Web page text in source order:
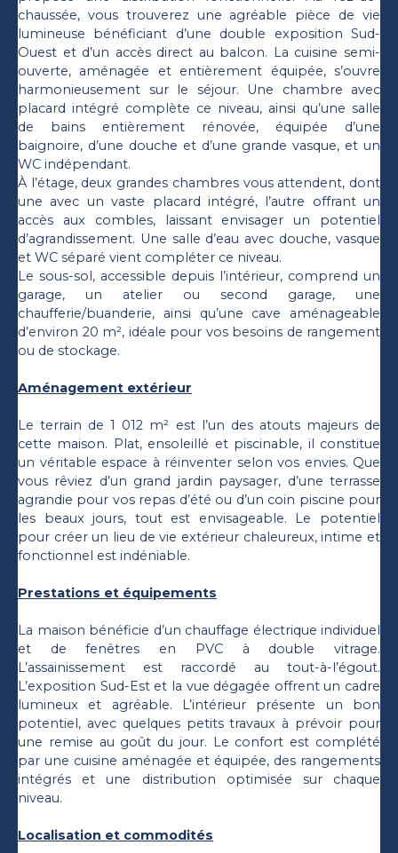
chaussée, vous trouverez une agréable pièce de vie
lumineuse bénéficiant d’une double exposition Sud-
Ouest et d’un accès direct au balcon. La cuisine semi-
ouverte, aménagée et entièrement équipée, s’ouvre
harmonieusement sur le séjour. Une chambre avec
placard intégré complète ce niveau, ainsi qu’une salle
de bains entièrement rénovée, équipée d’une
baignoire, d’une douche et d’une grande vasque, et un
WC indépendant.
À l’étage, deux grandes chambres vous attendent, dont
une avec un vaste placard intégré, l’autre offrant un
accès aux combles, laissant envisager un potentiel
d’agrandissement. Une salle d’eau avec douche, vasque
et WC séparé vient compléter ce niveau.
Le sous-sol, accessible depuis l’intérieur, comprend un
garage, un atelier ou second garage, une
chaufferie/buanderie, ainsi qu’une cave aménageable
d’environ 20 m², idéale pour vos besoins de rangement
ou de stockage.
Aménagement extérieur
Le terrain de 1 012 m² est l’un des atouts majeurs de
cette maison. Plat, ensoleillé et piscinable, il constitue
un véritable espace à réinventer selon vos envies. Que
vous rêviez d’un grand jardin paysager, d’une terrasse
agrandie pour vos repas d’été ou d’un coin piscine pour
les beaux jours, tout est envisageable. Le potentiel
pour créer un lieu de vie extérieur chaleureux, intime et
fonctionnel est indéniable.
Prestations et équipements
La maison bénéficie d’un chauffage électrique individuel
et de fenêtres en PVC à double vitrage.
L’assainissement est raccordé au tout-à-l’égout.
L’exposition Sud-Est et la vue dégagée offrent un cadre
lumineux et agréable. L’intérieur présente un bon
potentiel, avec quelques petits travaux à prévoir pour
une remise au goût du jour. Le confort est complété
par une cuisine aménagée et équipée, des rangements
intégrés et une distribution optimisée sur chaque
niveau.
Localisation et commodités